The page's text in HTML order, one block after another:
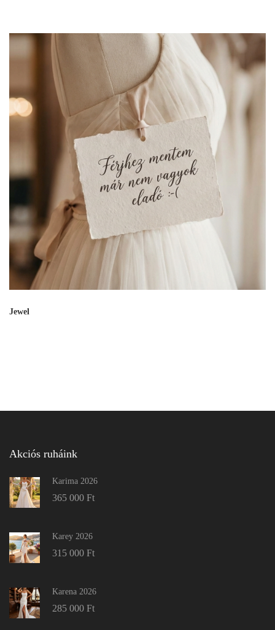
Jewel
Akciós ruháink
Karima 2026
365 000 Ft
Karey 2026
315 000 Ft
Karena 2026
285 000 Ft